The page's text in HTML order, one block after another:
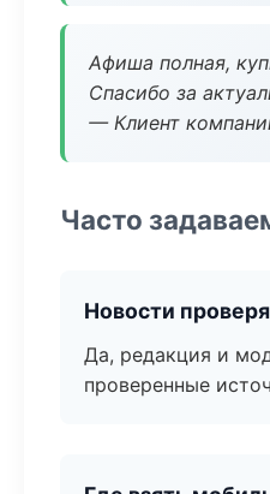
Афиша полная,
Спасибо за
— Клиент
Часто
Новости
Да, редакция и
проверенные